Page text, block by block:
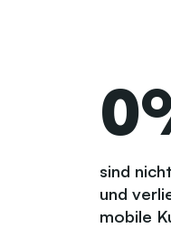
0
sind
und
mobile